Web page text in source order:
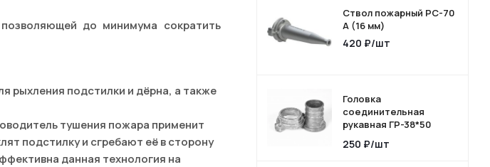
до минимума сократить
рыхления подстилки и дёрна, а также
тушения пожара применит
подстилку и сгребают её в сторону
данная технология на
Ствол пожарный РС-70
А (16 мм)
420 ₽/шт
Головка
соединительная
рукавная ГР-38*50
Алюм.
250 ₽/шт